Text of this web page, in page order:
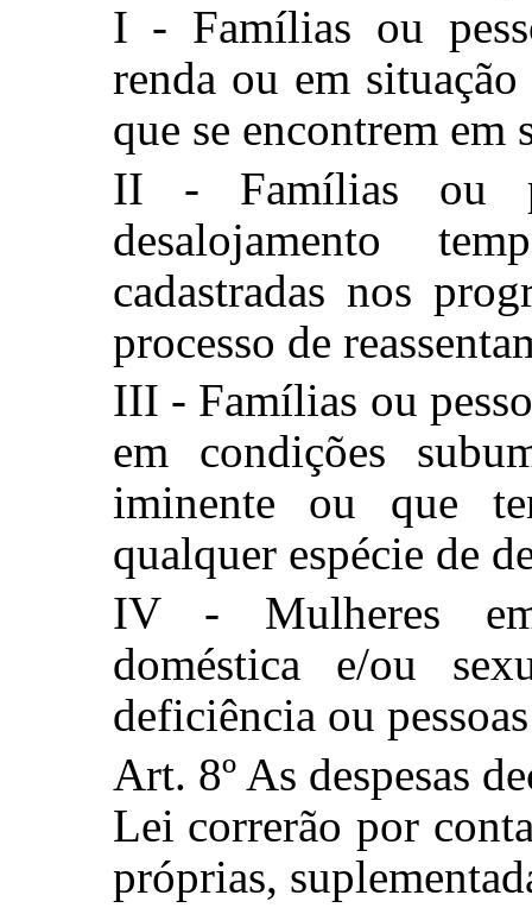
I - Famílias ou
renda ou em
que se encontrem em
II - Famílias ou
desalojamento
cadastradas nos
processo de
III - Famílias ou
em condições
iminente ou que
qualquer espécie de
IV - Mulheres
doméstica e/ou
deficiência ou
Art. 8º As despesas
Lei correrão por
próprias,